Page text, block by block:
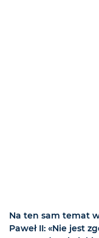
Na ten sam temat
Paweł II: «Nie jest